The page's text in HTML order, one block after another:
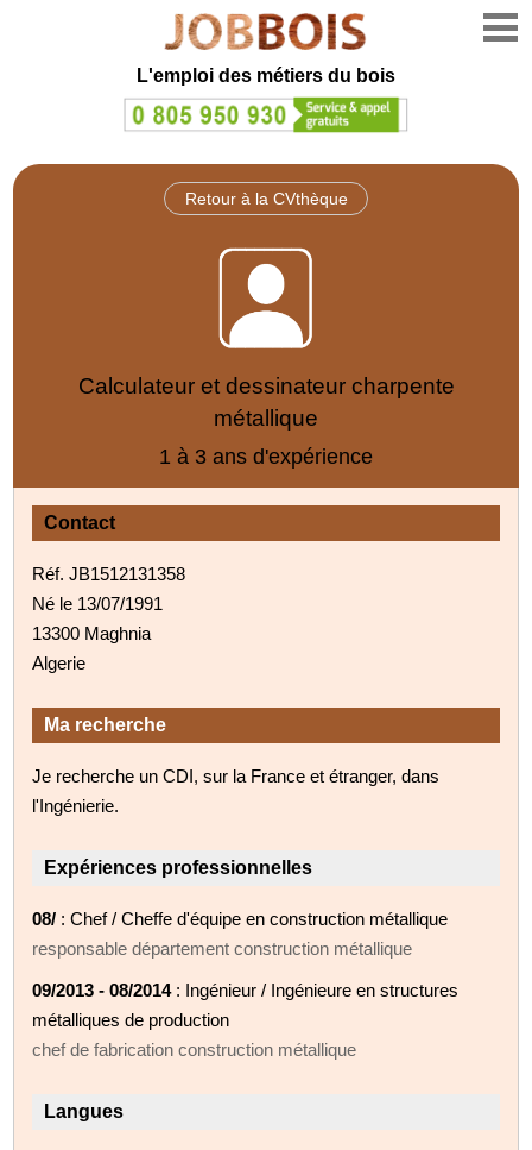
L'emploi des métiers du bois
Retour à la CVthèque
Calculateur et dessinateur charpente
métallique
1 à 3 ans d'expérience
Contact
Réf. JB1512131358
Né le 13/07/1991
13300 Maghnia
Algerie
Ma recherche
Je recherche un CDI, sur la France et étranger, dans
l'Ingénierie.
Expériences professionnelles
08/ : Chef / Cheffe d'équipe en construction métallique
responsable département construction métallique
09/2013 - 08/2014: Ingénieur / Ingénieure en structures
métalliques de production
chef de fabrication construction métallique
Langues